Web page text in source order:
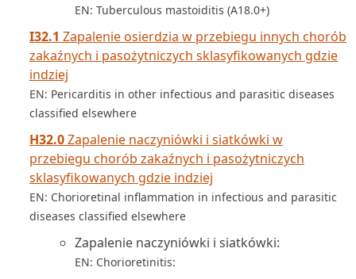
EN: Tuberculous mastoiditis (A18.0+)
I32.1 Zapalenie osierdzia w przebiegu innych chorób
zakaźnych i pasożytniczych sklasyfikowanych gdzie
indziej
EN: Pericarditis in other infectious and parasitic diseases
classified elsewhere
H32.0Zapalenie naczyniówki i siatkówki w
przebiegu chorób zakaźnych i pasożytniczych
sklasyfikowanych gdzie indziej
EN: Chorioretinal inflammation in infectious and parasitic
diseases classified elsewhere
Zapalenie naczyniówki i siatkówki:
EN: Chorioretinitis: